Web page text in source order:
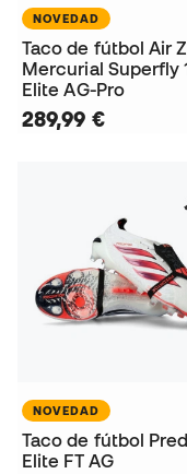
NOVEDAD
Taco de fútbol Air
Mercurial Superfly
Elite AG-Pro
289,99 €
NOVEDAD
Taco de fútbol
Elite FT AG